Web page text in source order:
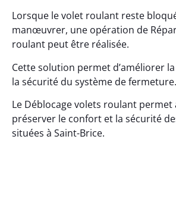
Lorsque le volet roulant reste
manœuvrer, une opération de
roulant peut être réalisée.
Cette solution permet d’améliorer
la sécurité du système de fermeture.
Le Déblocage volets roulant permet
préserver le confort et la sécurité
situées à Saint-Brice.